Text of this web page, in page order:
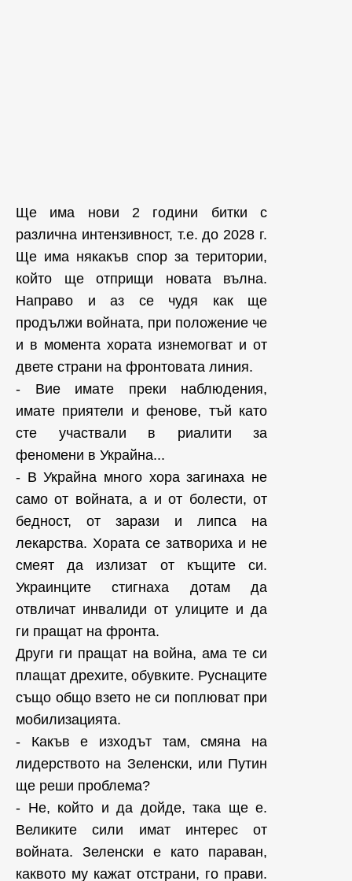
Ще има нови 2 години битки с
различна интензивност, т.е. до 2028 г.
Ще има някакъв спор за територии,
който ще отприщи новата вълна.
Направо и аз се чудя как ще
продължи войната, при положение че
и в момента хората изнемогват и от
двете страни на фронтовата линия.
- Вие имате преки наблюдения,
имате приятели и фенове, тъй като
сте участвали в риалити за
феномени в Украйна...
- В Украйна много хора загинаха не
само от войната, а и от болести, от
бедност, от зарази и липса на
лекарства. Хората се затвориха и не
смеят да излизат от къщите си.
Украинците стигнаха дотам да
отвличат инвалиди от улиците и да
ги пращат на фронта.
Други ги пращат на война, ама те си
плащат дрехите, обувките. Руснаците
също общо взето не си поплюват при
мобилизацията.
- Какъв е изходът там, смяна на
лидерството на Зеленски, или Путин
ще реши проблема?
- Не, който и да дойде, така ще е.
Великите сили имат интерес от
войната. Зеленски е като параван,
каквото му кажат отстрани, го прави.